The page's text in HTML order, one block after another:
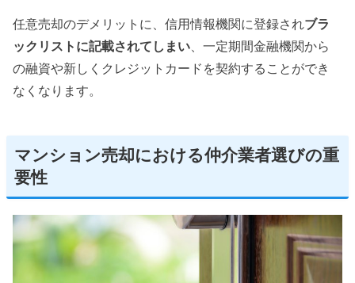
任意売却のデメリットに、信用情報機関に登録されブラ
ックリストに記載されてしまい 、一定期間金融機関から
の融資や新しくクレジットカードを契約することができ
なくなります。
マンション売却における仲介業者選びの重
要性